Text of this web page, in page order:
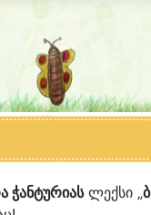
ჭანტურიასლექსი „